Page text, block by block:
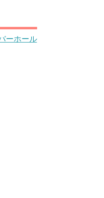
ーホール